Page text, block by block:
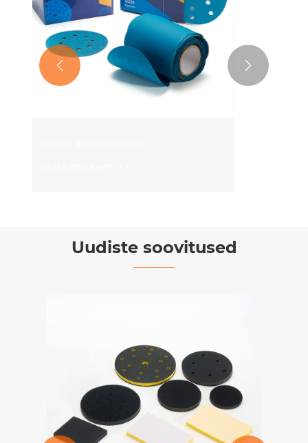
 
Uudiste soovitused